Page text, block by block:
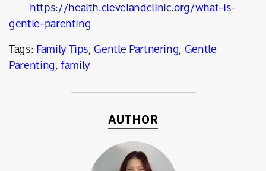
https://health.clevelandclinic.org/what-is-
gentle-parenting
Tags:Family Tips,Gentle Partnering,Gentle
Parenting,family
AUTHOR